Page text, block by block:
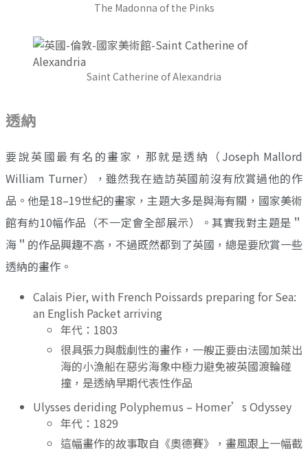
The Madonna of the Pinks
Saint Catherine of Alexandria
透納
要說英國最有名的畫家，那就是透納（Joseph Mallord
William Turner），雖然我在造訪英國前沒有欣賞過他的作
品。他是18–19世紀的畫家，主題大多是與海有關，國家美術
館有約10幅作品（不一定會全部展示）。其實我對主題是＂
海＂的作品興趣不高，不過既然都到了英國，總是要欣賞一些
透納的畫作。
Calais Pier, with French Poissards preparing for Sea:
an English Packet arriving
年代：1803
很具張力與戲劇性的畫作，一艘正要由法國加萊出
海的小漁船在惡劣海象中極力避免被英國渡輪碰
撞，是透納早期代表性作品
Ulysses deriding Polyphemus – Homer’s Odyssey
年代：1829
這幅畫作的故事取自《奧德賽》，畫風跟上一幅截